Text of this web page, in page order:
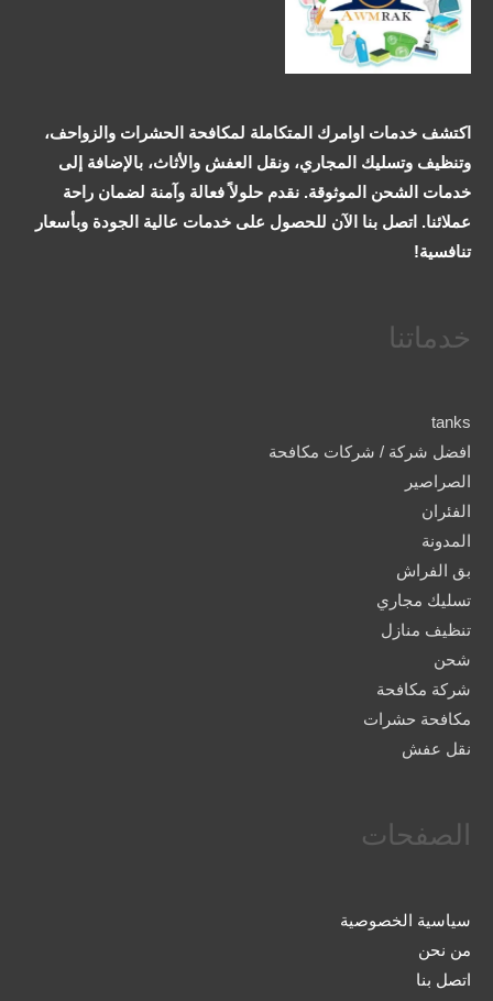
اكتشف خدمات اوامرك المتكاملة لمكافحة الحشرات والزواحف،
وتنظيف وتسليك المجاري، ونقل العفش والأثاث، بالإضافة إلى
خدمات الشحن الموثوقة. نقدم حلولاً فعالة وآمنة لضمان راحة
عملائنا. اتصل بنا الآن للحصول على خدمات عالية الجودة وبأسعار
تنافسية!
خدماتنا
tanks
افضل شركة / شركات مكافحة
الصراصير
الفئران
المدونة
بق الفراش
تسليك مجاري
تنظيف منازل
شحن
شركة مكافحة
مكافحة حشرات
نقل عفش
الصفحات
سياسية الخصوصية
من نحن
اتصل بنا